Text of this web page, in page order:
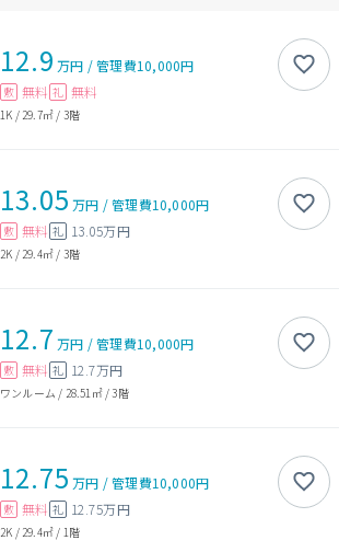
12.9 万円 /管理費10,000円
敷 無料 礼 無料
1K / 29.7㎡ / 3階
13.05 万円 /管理費10,000円
敷 無料 礼 13.05万円
2K / 29.4㎡ / 3階
12.7 万円 /管理費10,000円
敷 無料 礼 12.7万円
ワンルーム / 28.51㎡/3階
12.75 万円 /管理費10,000円
敷 無料 礼 12.75万円
2K / 29.4㎡ / 1階